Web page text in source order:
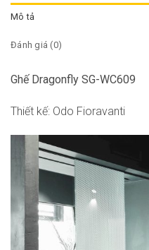
Mô tả
Đánh giá (0)
Ghế Dragonfly SG-WC609
Thiết kế: Odo Fioravanti